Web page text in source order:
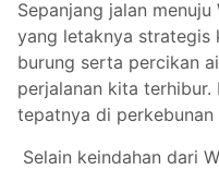
Sepanjang jalan
yang letaknya strategis
burung serta percikan
perjalanan kita
tepatnya di perkebunan
Selain keindahan dari